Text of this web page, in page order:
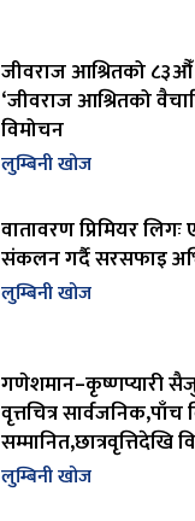
जीवराज आश्रितको
‘जीवराज आश्रितको
विमोचन
लुम्बिनी खोज
वातावरण प्रिमियर
संकलन गर्दै सरसफाइ
लुम्बिनी खोज
गणेशमान–कृष्णप्यारी
वृत्तचित्र सार्वजनिक,पाँच
सम्मानित,छात्रवृत्तिदेखि
लुम्बिनी खोज